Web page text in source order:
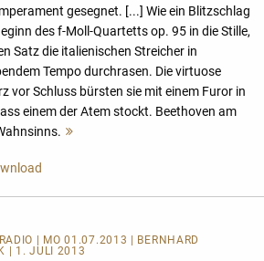
gesegnet. [...] Wie ein Blitzschlag
des f-Moll-Quartetts op. 95 in die Stille,
Satz die italienischen Streicher in
Tempo durchrasen. Die virtuose
vor Schluss bürsten sie mit einem Furor in
einem der Atem stockt. Beethoven am
| MO 01.07.2013 | BERNHARD
| 1. JULI 2013